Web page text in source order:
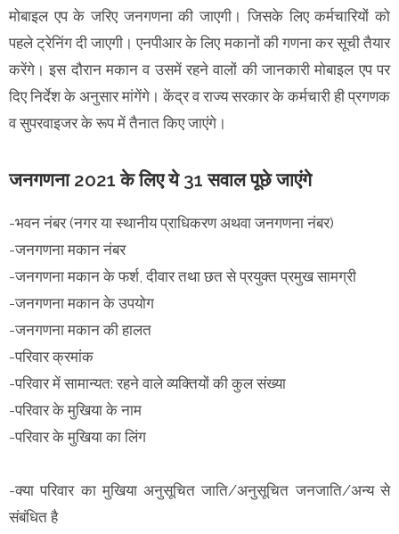
मोबाइल एप के जरिए जनगणना की जाएगी। जिसके लिए कर्मचारियों को
पहले ट्रेनिंग दी जाएगी। एनपीआर के लिए मकानों की गणना कर सूची तैयार
करेंगे। इस दौरान मकान व उसमें रहने वालों की जानकारी मोबाइल एप पर
दिए निर्देश के अनुसार मांगेंगे। केंद्र व राज्य सरकार के कर्मचारी ही प्रगणक
व सुपरवाइजर के रूप में तैनात किए जाएंगे।
जनगणना 2021 के लिए ये 31 सवाल पूछे जाएंगे
-भवन नंबर (नगर या स्थानीय प्राधिकरण अथवा जनगणना नंबर)
-जनगणना मकान नंबर
-जनगणना मकान के फर्श, दीवार तथा छत से प्रयुक्त प्रमुख सामग्री
-जनगणना मकान के उपयोग
-जनगणना मकान की हालत
-परिवार क्रमांक
-परिवार में सामान्यत: रहने वाले व्यक्तियों की कुल संख्या
-परिवार के मुखिया के नाम
-परिवार के मुखिया का लिंग
-क्या परिवार का मुखिया अनुसूचित जाति/अनुसूचित जनजाति/अन्य से
संबंधित है